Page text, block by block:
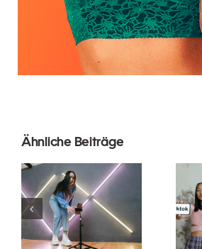
Ähnliche Beiträge
Top 5
Methoden
zur
Steigerung
der
organischen